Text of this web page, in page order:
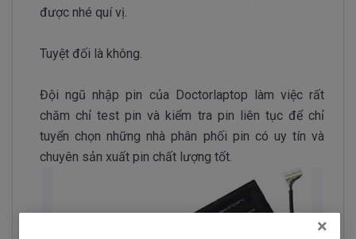
được nhé quí vị.
Tuyệt đối là không.
Đội ngũ nhập pin của Doctorlaptop làm việc rất
chăm chỉ test pin và kiểm tra pin liên tục để chỉ
tuyển chọn những nhà phân phối pin có uy tín và
chuyên sản xuất pin chất lượng tốt.
×